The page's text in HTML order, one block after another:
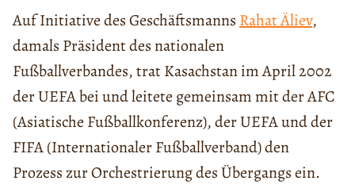
Auf Initiative des Geschäftsmanns Rahat Äliev,
damals Präsident des nationalen
Fußballverbandes, trat Kasachstan im April 2002
der UEFA bei und leitete gemeinsam mit der AFC
(Asiatische Fußballkonferenz), der UEFA und der
FIFA (Internationaler Fußballverband) den
Prozess zur Orchestrierung des Übergangs ein.